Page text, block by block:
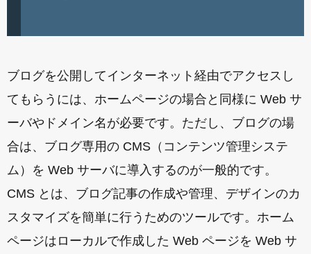
ブログを公開してインターネット経由でアクセスし
てもらうには、ホームページの場合と同様に Web サ
ーバやドメイン名が必要です。ただし、ブログの場
合は、ブログ専用の CMS（コンテンツ管理システ
ム）を Web サーバに導入するのが一般的です。
CMS とは、ブログ記事の作成や管理、デザインのカ
スタマイズを簡単に行うためのツールです。ホーム
ページはローカルで作成した Web ページを Web サ